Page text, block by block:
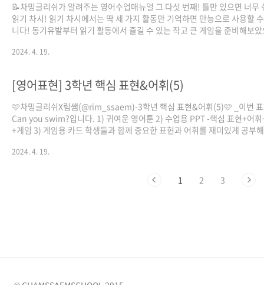
📝차밍글리쉬가 알려주는 영어수업매뉴얼 그 다섯 번째! 틀만 있으면 너무
읽기 차시! 읽기 차시에서는 딱 세 가지 활동만 기억하면 만능으로 사용할
니다! 동기유발부터 읽기 활동에서 즐길 수 있는 작고 큰 게임을 준비해보
song) 이 자료는 참쌤스쿨 8기 이태호 선생님께서 제작해주셨습니다!
2024. 4. 19.
[영어표현] 3학년 핵심 표현&어휘(5)
🩷차밍글리쉬X림쌤(@rim_ssaem)-3학년 핵심 표현&어휘(5)🩷 _이번
Can you swim?입니다. 1) 귀여운 영어툰 2) 수업용 PPT -핵심 표현+어
+게임 3) 게임용 카드 학생들과 함께 중요한 표현과 어휘를 재미있게 공부
인 천재(함) 교과서를 중심으로 만들어졌습니다. ❤❤❤다운로드는 아래 주
https://drive.google.com/drive/u/1/folders/
2024. 4. 19.
1 2 3